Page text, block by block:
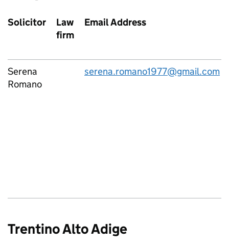
Solicitor
Law
firm
Email Address
Serena
Romano
serena.romano1977@gmail.com
Trentino Alto Adige